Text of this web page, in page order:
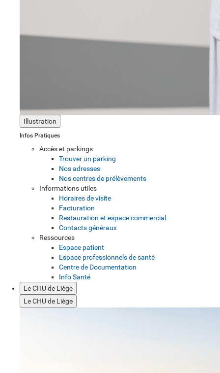
Illustration
Infos Pratiques
Accès et parkings
Trouver un parking
Nos adresses
Nos centres de prélèvements
Informations utiles
Horaires de visite
Facturation
Restauration et espace commercial
Contacts généraux
Ressources
Espace patient
Espace professionnels de santé
Centre de Documentation
Info Santé
Le CHU de Liège
Le CHU de Liège